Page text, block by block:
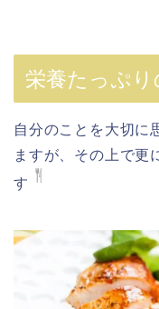
栄養たっぷ
自分のことを大切に
ますが、その上で更
す